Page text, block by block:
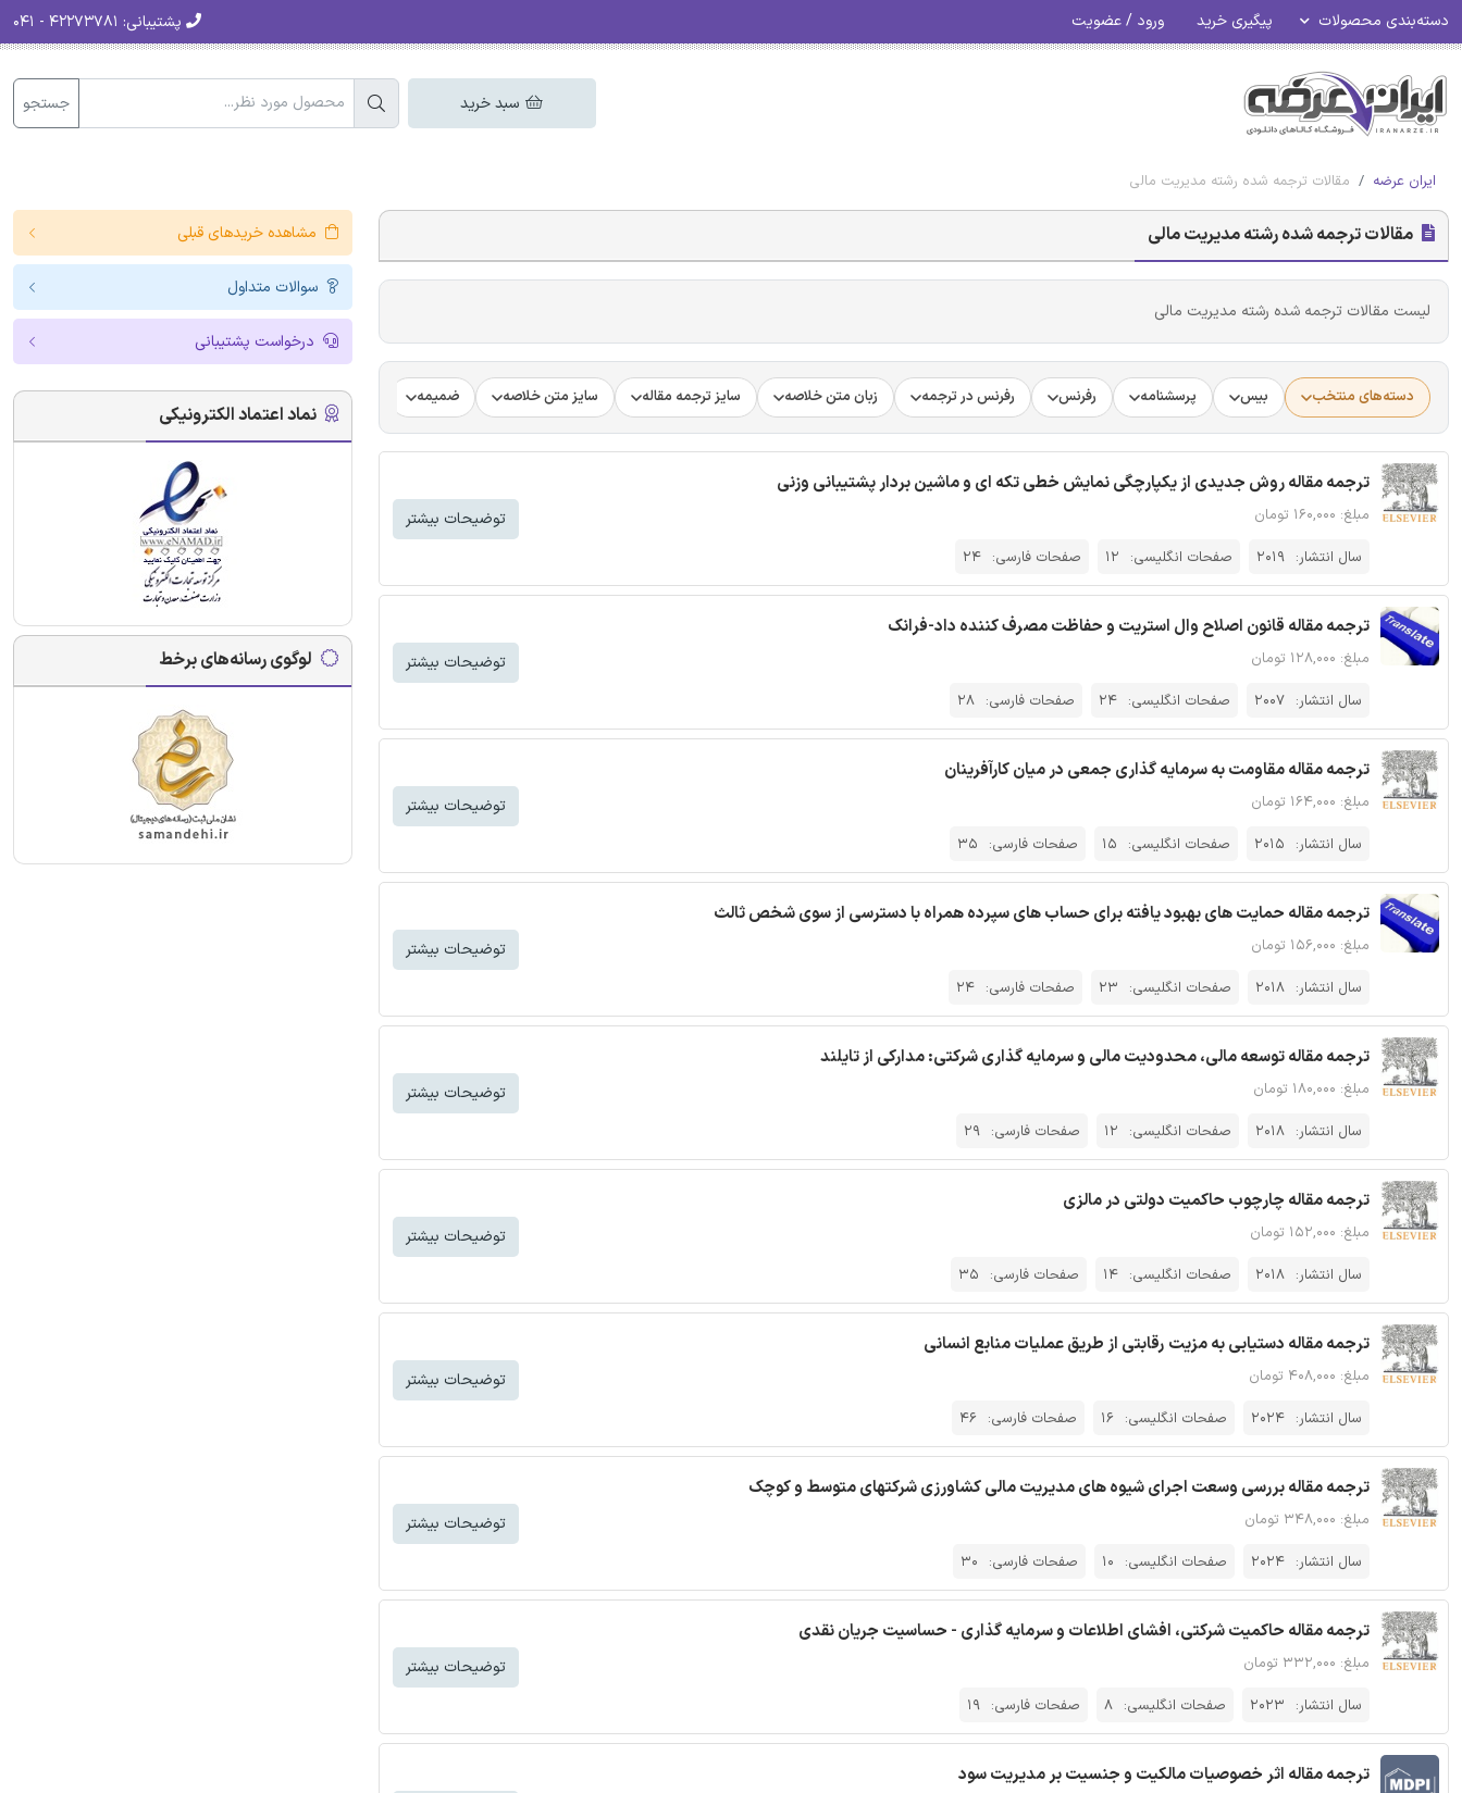
دسته‌بندی محصولات پیگیری خرید ورود / عضویت پشتیبانی:
سبد خرید جستجو
ایران عرضه مقالات ترجمه شده رشته مدیریت مالی
مقالات ترجمه شده رشته مدیریت مالی
لیست مقالات ترجمه شده رشته مدیریت مالی
دسته‌های منتخب بیس پرسشنامه رفرنس رفرنس در ترجمه زبان متن خلاصه سایز ترجمه مقاله سایز متن خلاصه ضمیمه فرضیه فرمت ترجمه مقاله فرمت مقاله انگلیسی
ترجمه مقاله روش جدیدی از یکپارچگی نمایش خطی تکه ای و ماشین بردار پشتیبانی وزنی
مبلغ: ۱۶۰,۰۰۰ تومان
سال انتشار: 2019 صفحات انگلیسی: 12 صفحات فارسی: 24
توضیحات بیشتر
ترجمه مقاله قانون اصلاح وال استریت و حفاظت مصرف کننده داد-فرانک
مبلغ: ۱۲۸,۰۰۰ تومان
سال انتشار: 2007 صفحات انگلیسی: 24 صفحات فارسی: 28
توضیحات بیشتر
ترجمه مقاله مقاومت به سرمایه گذاری جمعی در میان کارآفرینان
مبلغ: ۱۶۴,۰۰۰ تومان
سال انتشار: 2015 صفحات انگلیسی: 15 صفحات فارسی: 35
توضیحات بیشتر
ترجمه مقاله حمایت های بهبود یافته برای حساب های سپرده همراه با دسترسی از سوی شخص ثالث
مبلغ: ۱۵۶,۰۰۰ تومان
سال انتشار: 2018 صفحات انگلیسی: 23 صفحات فارسی: 24
توضیحات بیشتر
ترجمه مقاله توسعه مالی، محدودیت مالی و سرمایه گذاری شرکتی: مدارکی از تایلند
مبلغ: ۱۸۰,۰۰۰ تومان
سال انتشار: 2018 صفحات انگلیسی: 12 صفحات فارسی: 29
توضیحات بیشتر
ترجمه مقاله چارچوب حاکمیت دولتی در مالزی
مبلغ: ۱۵۲,۰۰۰ تومان
سال انتشار: 2018 صفحات انگلیسی: 14 صفحات فارسی: 35
توضیحات بیشتر
ترجمه مقاله دستیابی به مزیت رقابتی از طریق عملیات منابع انسانی
مبلغ: ۴۰۸,۰۰۰ تومان
سال انتشار: 2024 صفحات انگلیسی: 16 صفحات فارسی: 46
توضیحات بیشتر
ترجمه مقاله بررسی وسعت اجرای شیوه های مدیریت مالی کشاورزی شرکتهای متوسط و کوچک
مبلغ: ۳۴۸,۰۰۰ تومان
سال انتشار: 2024 صفحات انگلیسی: 10 صفحات فارسی: 30
توضیحات بیشتر
ترجمه مقاله حاکمیت شرکتی، افشای اطلاعات و سرمایه گذاری - حساسیت جریان نقدی
مبلغ: ۳۳۲,۰۰۰ تومان
سال انتشار: 2023 صفحات انگلیسی: 8 صفحات فارسی: 19
توضیحات بیشتر
ترجمه مقاله اثر خصوصیات مالکیت و جنسیت بر مدیریت سود
مشاهده خریدهای قبلی
سوالات متداول
درخواست پشتیبانی
نماد اعتماد الکترونیکی
لوگوی رسانه‌های برخط